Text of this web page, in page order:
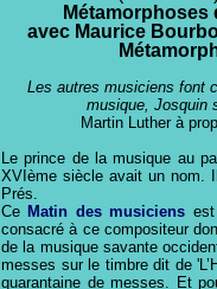
Métamorphoses
avec Maurice
Les autres musiciens font
musique, Josquin
Martin Luther à
Le prince de la musique au
XVI ème siècle avait un nom.
Prés.
Ce Matin des musiciens
consacré à ce compositeur
de la musique savante
messes sur le timbre dit de
quarantaine de messes. Et